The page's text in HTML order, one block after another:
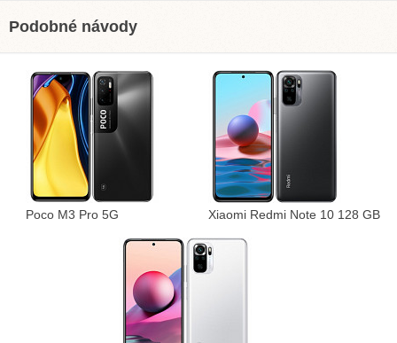
Podobné návody
Poco M3 Pro 5G Xiaomi Redmi Note 10 128 GB